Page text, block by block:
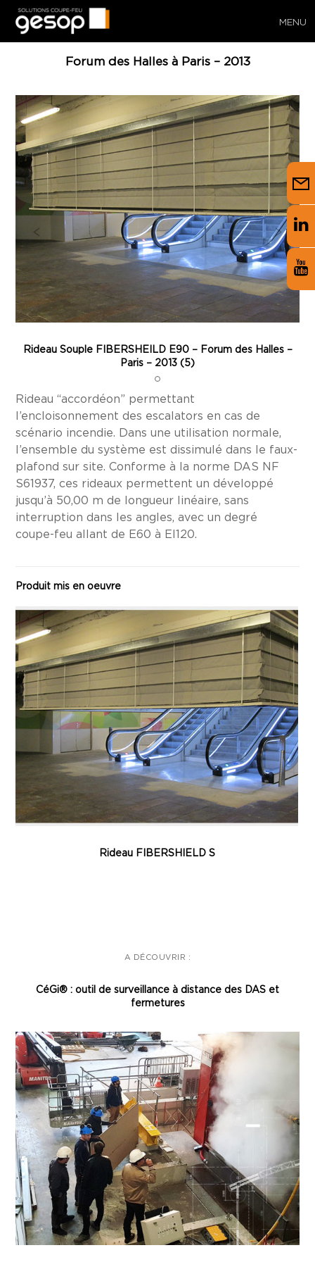
MENU
Forum des Halles à Paris – 2013
Rideau Souple FIBERSHEILD E90 – Forum des Halles –
Paris – 2013 (5)
Rideau “accordéon” permettant
l’encloisonnement des escalators en cas de
scénario incendie. Dans une utilisation normale,
l’ensemble du système est dissimulé dans le faux-
plafond sur site. Conforme à la norme DAS NF
S61937, ces rideaux permettent un développé
jusqu’à 50,00 m de longueur linéaire, sans
interruption dans les angles, avec un degré
coupe-feu allant de E60 à EI120.
Produit mis en oeuvre
Rideau FIBERSHIELD S
A DÉCOUVRIR :
CéGi® : outil de surveillance à distance des DAS et
fermetures